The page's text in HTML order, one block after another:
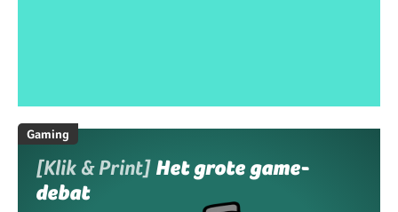
Gaming
[Klik & Print] Het grote game-
debat